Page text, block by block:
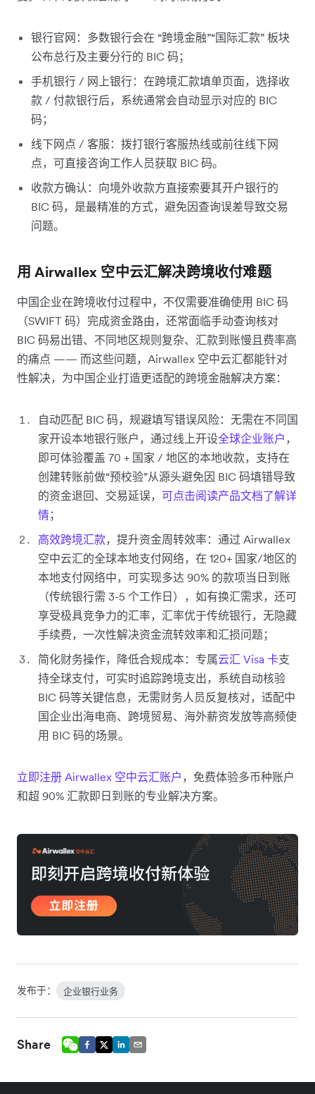
银行官网：多数银行会在 “跨境金融”“国际汇款” 板块
公布总行及主要分行的 BIC 码；
手机银行 / 网上银行：在跨境汇款填单页面，选择收
款 / 付款银行后，系统通常会自动显示对应的 BIC
码；
线下网点 / 客服：拨打银行客服热线或前往线下网
点，可直接咨询工作人员获取 BIC 码。
收款方确认：向境外收款方直接索要其开户银行的
BIC 码，是最精准的方式，避免因查询误差导致交易
问题。
用 Airwallex 空中云汇解决跨境收付难题
中国企业在跨境收付过程中，不仅需要准确使用 BIC 码
（SWIFT 码）完成资金路由，还常面临手动查询核对
BIC 码易出错、不同地区规则复杂、汇款到账慢且费率高
的痛点 —— 而这些问题，Airwallex 空中云汇都能针对
性解决，为中国企业打造更适配的跨境金融解决方案：
自动匹配 BIC 码，规避填写错误风险：无需在不同国
家开设本地银行账户，通过线上开设全球企业账户 ，
即可体验覆盖 70 + 国家 / 地区的本地收款，支持在
创建转账前做“预校验”从源头避免因 BIC 码填错导致
的资金退回、交易延误， 可点击阅读产品文档了解详
情；
高效跨境汇款，提升资金周转效率：通过 Airwallex
空中云汇的全球本地支付网络，在 120+ 国家/地区的
本地支付网络中，可实现多达 90% 的款项当日到账
（传统银行需 3-5 个工作日），如有换汇需求，还可
享受极具竞争力的汇率，汇率优于传统银行，无隐藏
手续费，一次性解决资金流转效率和汇损问题；
简化财务操作，降低合规成本：专属云汇 Visa 卡支
持全球支付，可实时追踪跨境支出，系统自动核验
BIC 码等关键信息，无需财务人员反复核对，适配中
国企业出海电商、跨境贸易、海外薪资发放等高频使
用 BIC 码的场景。
立即注册 Airwallex 空中云汇账户 ，免费体验多币种账户
和超 90% 汇款即日到账的专业解决方案。
发布于： 企业银行业务
Share